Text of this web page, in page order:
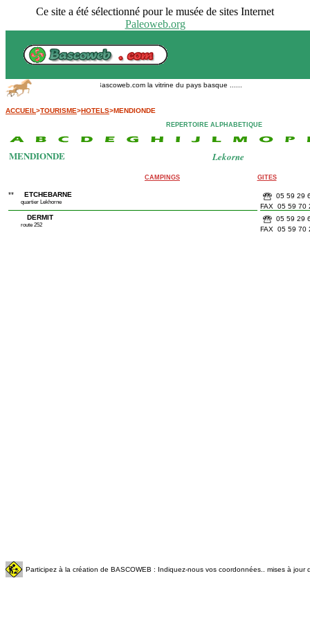
Ce site a été sélectionné pour le musée de sites Internet
Paleoweb.org
Bascoweb.com la vitrine du pays basque ......
ACCUEIL>TOURISME>HOTELS>MENDIONDE
REPERTOIRE ALPHABETIQUE
MENDIONDE Lekorne
CAMPINGS GITES
** ETCHEBARNE
quartier Lekhorne
05 59 29
FAX 05 59 70
DERMIT
route 252
05 59 29
FAX 05 59 70
Participez à la création de BASCOWEB : Indiquez-nous vos coordonnées.. mises à jour